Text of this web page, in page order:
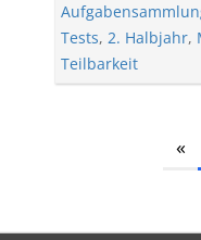
Tests, 2. Halbjahr,
Teilbarkeit
«